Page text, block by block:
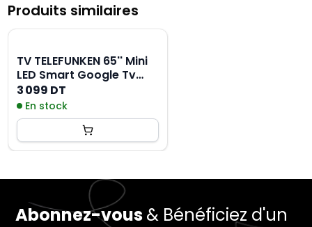
Produits similaires
TV TELEFUNKEN 65'' Mini
LED Smart Google Tv
G7EP 4K + Récepteur
intégré
3 099 DT
En stock
Abonnez-vous& Bénéficiez d'un